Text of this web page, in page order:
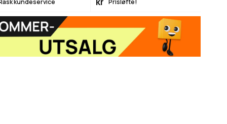
kundeservice Prisløfte!